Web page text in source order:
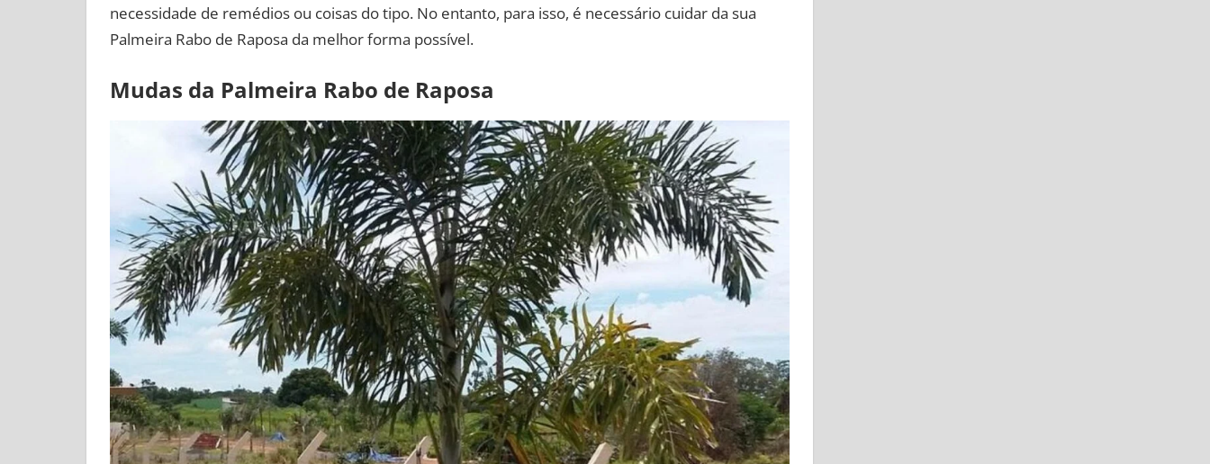
necessidade de remédios ou coisas do tipo. No entanto, para isso, é necessário cuidar da sua
Palmeira Rabo de Raposa da melhor forma possível.
Mudas da Palmeira Rabo de Raposa